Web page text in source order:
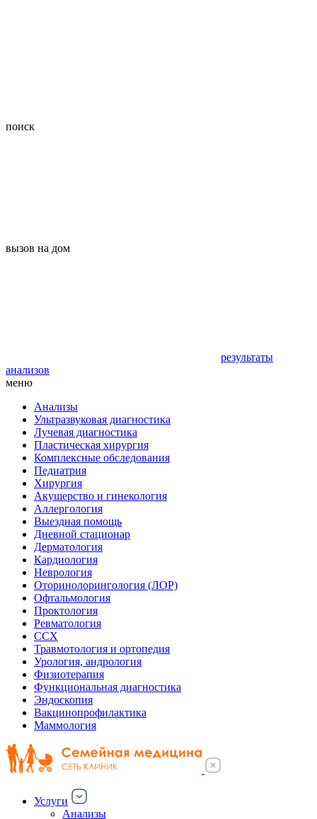
поиск
вызов на дом
результаты
анализов
меню
Анализы
Ультразвуковая диагностика
Лучевая диагностика
Пластическая хирургия
Комплексные обследования
Педиатрия
Хирургия
Акушерство и гинекология
Аллергология
Выездная помощь
Дневной стационар
Дерматология
Кардиология
Неврология
Оторинолорингология (ЛОР)
Офтальмология
Проктология
Ревматология
ССХ
Травмотология и ортопедия
Урология, андрология
Физиотерапия
Функциональная диагностика
Эндоскопия
Вакцинопрофилактика
Маммология
Услуги
Анализы